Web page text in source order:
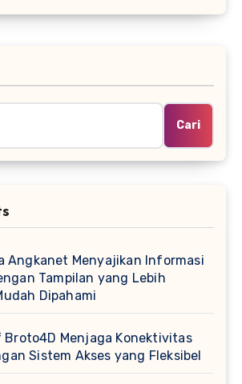
Cari
Angkanet Menyajikan Informasi
Tampilan yang Lebih
Dipahami
Menjaga Konektivitas
Sistem Akses yang Fleksibel